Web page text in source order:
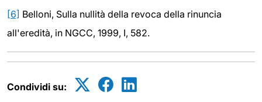
[6] Belloni, Sulla nullità della revoca della rinuncia
all'eredità, in NGCC, 1999, I, 582.
Condividi su: